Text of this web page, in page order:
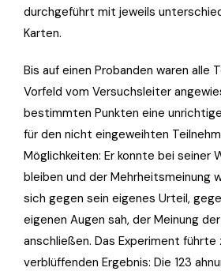
durchgeführt mit jeweils
Karten.
Bis auf einen Probanden waren alle
Vorfeld vom Versuchsleiter
bestimmten Punkten eine
für den nicht eingeweihten
Möglichkeiten: Er konnte bei seiner
bleiben und der Mehrheitsmeinung
sich gegen sein eigenes Urteil,
eigenen Augen sah, der Meinung
anschließen. Das Experiment führte
verblüffenden Ergebnis: Die 123